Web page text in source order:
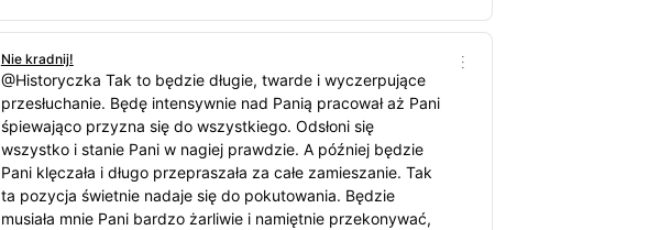
Nie kradnij!
@Historyczka Tak to będzie długie, twarde i wyczerpujące
przesłuchanie. Będę intensywnie nad Panią pracował aż Pani
śpiewająco przyzna się do wszystkiego. Odsłoni się
wszystko i stanie Pani w nagiej prawdzie. A później będzie
Pani klęczała i długo przepraszała za całe zamieszanie. Tak
ta pozycja świetnie nadaje się do pokutowania. Będzie
musiała mnie Pani bardzo żarliwie i namiętnie przekonywać,